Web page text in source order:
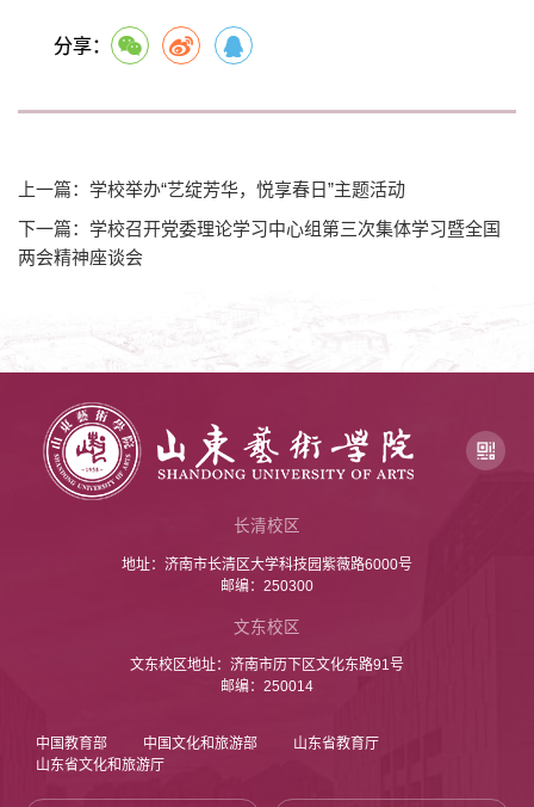
分享：
上一篇：学校举办“艺绽芳华，悦享春日”主题活动
下一篇：学校召开党委理论学习中心组第三次集体学习暨全国
两会精神座谈会
长清校区
地址：济南市长清区大学科技园紫薇路6000号
邮编：250300
文东校区
文东校区地址：济南市历下区文化东路91号
邮编：250014
中国教育部 中国文化和旅游部
山东省教育厅
山东省文化和旅游厅